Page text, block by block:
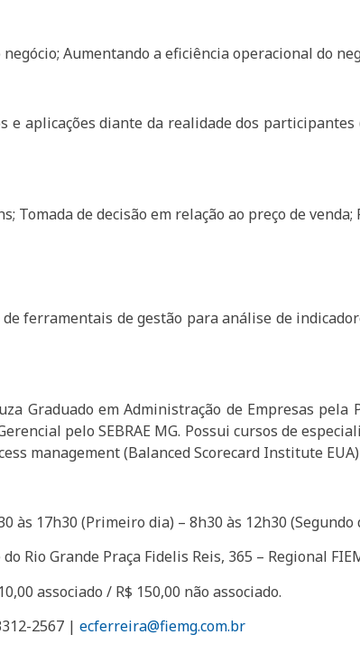
Aumentando a eficiência operacional do
e aplicações diante da realidade dos
Tomada de decisão em relação ao preço de
ferramentais de gestão para análise de
Graduado em Administração de Empresas pela
pelo SEBRAE MG. Possui cursos de
management (Balanced Scorecard Institute EUA)
às 17h30 (Primeiro dia) – 8h30 às 12h30 (Segundo
Rio Grande Praça Fidelis Reis, 365 – Regional
associado / R$ 150,00 não associado.
2567 |ecferreira@fiemg.com.br